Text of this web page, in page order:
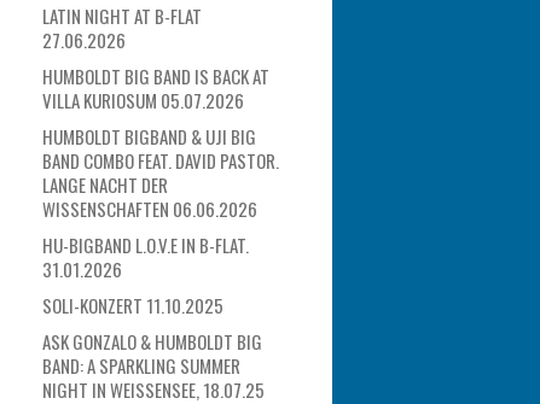
LATIN NIGHT AT B-FLAT
27.06.2026
HUMBOLDT BIG BAND IS BACK AT
VILLA KURIOSUM 05.07.2026
HUMBOLDT BIGBAND & UJI BIG
BAND COMBO FEAT. DAVID PASTOR.
LANGE NACHT DER
WISSENSCHAFTEN 06.06.2026
HU-BIGBAND L.O.V.E IN B-FLAT.
31.01.2026
SOLI-KONZERT 11.10.2025
ASK GONZALO & HUMBOLDT BIG
BAND: A SPARKLING SUMMER
NIGHT IN WEISSENSEE, 18.07.25